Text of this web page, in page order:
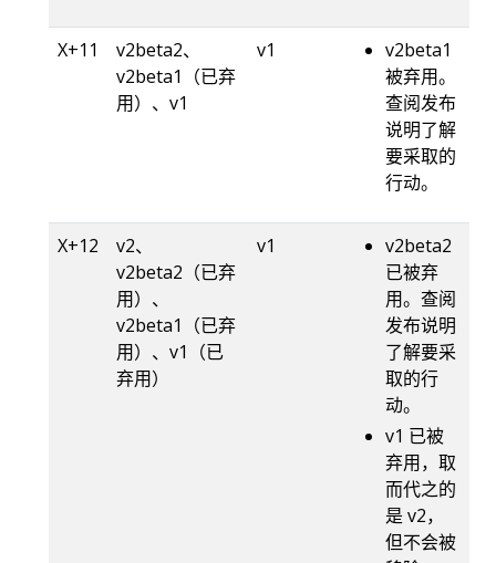
X+11
v2beta2、
v2beta1（已弃
用）、v1
v1
v2beta1
被弃用。
查阅发布
说明了解
要采取的
行动。
X+12
v2、
v2beta2（已弃
用）、
v2beta1（已弃
用）、v1（已
弃用）
v1
v2beta2
已被弃
用。查阅
发布说明
了解要采
取的行
动。
v1 已被
弃用，取
而代之的
是 v2，
但不会被